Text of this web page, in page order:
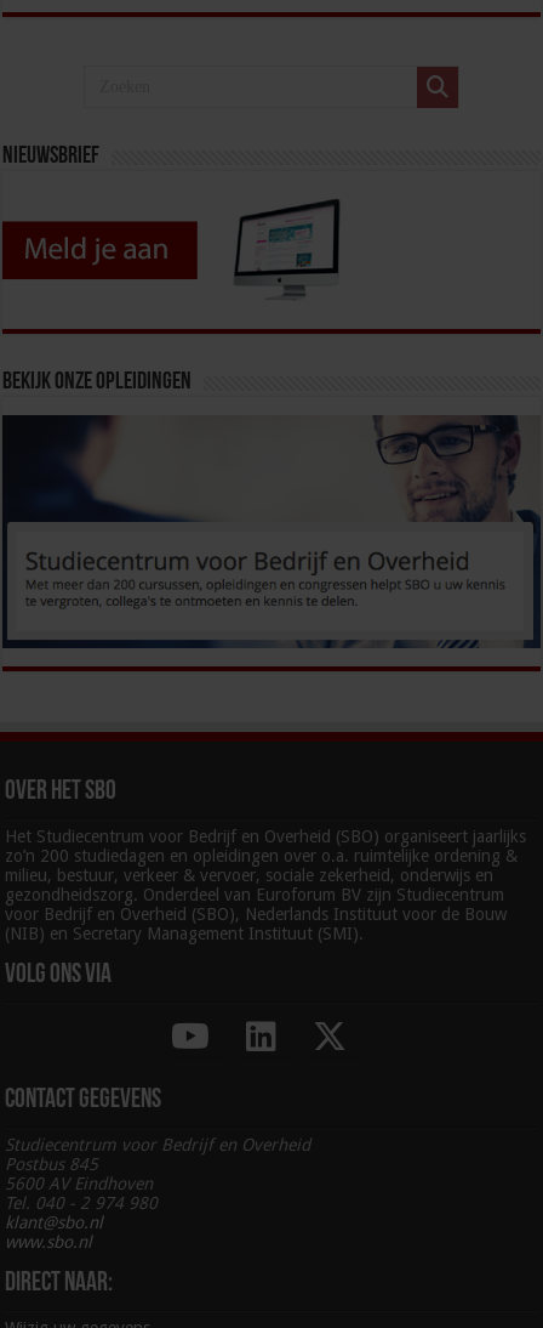
Nieuwsbrief
Bekijk onze opleidingen
Over het SBO
Het Studiecentrum voor Bedrijf en Overheid (SBO) organiseert jaarlijks
zo’n 200 studiedagen en opleidingen over o.a. ruimtelijke ordening &
milieu, bestuur, verkeer & vervoer, sociale zekerheid, onderwijs en
gezondheidszorg. Onderdeel van Euroforum BV zijn Studiecentrum
voor Bedrijf en Overheid (SBO), Nederlands Instituut voor de Bouw
(NIB) en Secretary Management Instituut (SMI).
Volg ons via
Contact gegevens
Studiecentrum voor Bedrijf en Overheid
Postbus 845
5600 AV Eindhoven
Tel. 040 - 2 974 980
klant@sbo.nl
www.sbo.nl
Direct naar: